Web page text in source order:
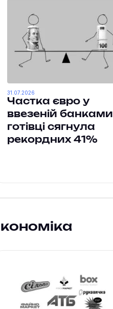
Частка євро у
ввезеній банками
готівці сягнула
рекордних 41%
31.07.2026